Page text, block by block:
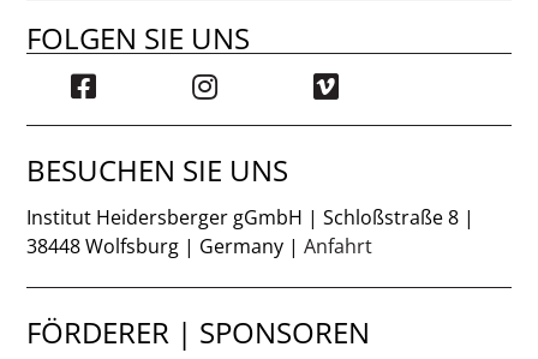
FOLGEN SIE UNS
BESUCHEN SIE UNS
Institut Heidersberger gGmbH | Schloßstraße 8 |
38448 Wolfsburg | Germany |Anfahrt
FÖRDERER | SPONSOREN